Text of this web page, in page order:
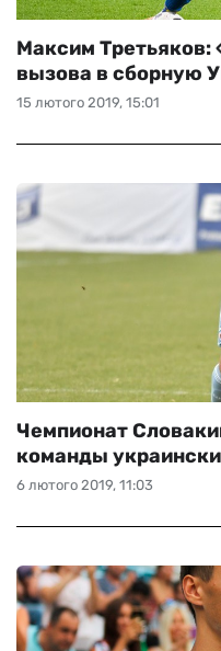
15 лютого 2019, 15:01
Максим Третьяков:
вызова в сборную
6 лютого 2019, 11:03
Чемпионат
команды